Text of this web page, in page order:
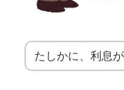
たしかに、利息